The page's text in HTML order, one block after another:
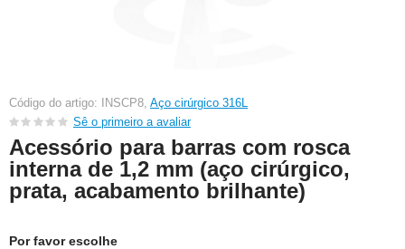
Código do artigo: INSCP8, Aço cirúrgico 316L
Sê o primeiro a avaliar
Acessório para barras com rosca
interna de 1,2 mm (aço cirúrgico,
prata, acabamento brilhante)
Por favor escolhe